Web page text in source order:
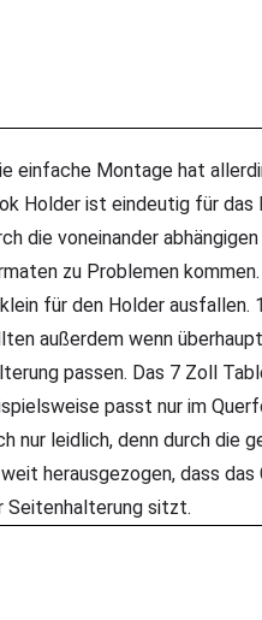
einfache Montage hat
Holder ist eindeutig für das
die voneinander
zu Problemen
für den Holder ausfallen.
außerdem wenn
passen. Das 7 Zoll
passt nur im
nur leidlich, denn durch die
herausgezogen, dass
Seitenhalterung sitzt.